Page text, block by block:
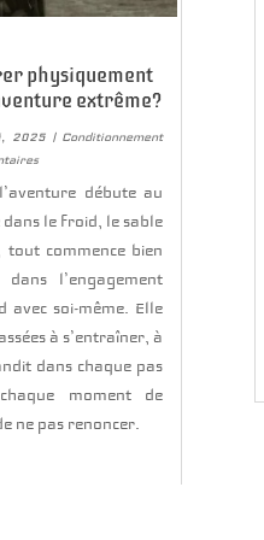
physiquement
extrême?
2025| Conditionnement
débute au
dans le froid, le sable
commence bien
l’engagement
avec soi-même. Elle
à s’entraîner, à
dans chaque pas
moment de
ne pas renoncer.